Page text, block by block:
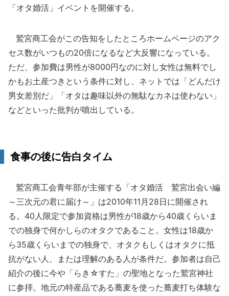
「オタ婚活」イベントを開催する。
鷲宮商工会がこの告知をしたところホームページのアク
セス数がいつもの20倍になるなど大反響になっている。
ただ、参加費は男性が8000円なのに対し女性は無料でし
かもお土産つきという条件に対し、ネットでは「どんだけ
男女差別だ」「オタは趣味以外の無駄なカネは使わない」
などといった批判が噴出している。
食事の後に告白タイム
鷲宮商工会青年部が主催する「オタ婚活 鷲宮出会い編
～三次元の君に届け～」は2010年11月28日に開催され
る。40人限定で参加資格は男性が18歳から40歳くらいま
での独身で何かしらのオタクであること。女性は18歳か
ら35歳くらいまでの独身で、オタクもしくはオタクに抵
抗がない人、または理解のある人が条件だ。参加者は自己
紹介の後に今や「らき☆すた」の聖地となった鷲宮神社
に参拝。地元の特産品である蕎麦を使った蕎麦打ち体験な